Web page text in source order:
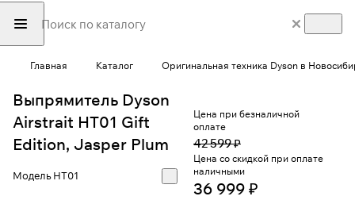
Главная Каталог Оригинальная техника Dyson в
Выпрямитель Dyson
Airstrait HT01 Gift
Edition, Jasper Plum
МодельHT01
Цена при безналичной
оплате
42 599 ₽
Цена со скидкой при оплате
наличными
36 999 ₽